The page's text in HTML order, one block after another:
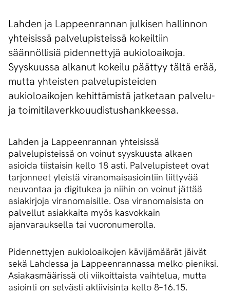
Lahden ja Lappeenrannan julkisen hallinnon
yhteisissä palvelupisteissä kokeiltiin
säännöllisiä pidennettyjä aukioloaikoja.
Syyskuussa alkanut kokeilu päättyy tältä erää,
mutta yhteisten palvelupisteiden
aukioloaikojen kehittämistä jatketaan palvelu-
ja toimitilaverkkouudistushankkeessa.
Lahden ja Lappeenrannan yhteisissä
palvelupisteissä on voinut syyskuusta alkaen
asioida tiistaisin kello 18 asti. Palvelupisteet ovat
tarjonneet yleistä viranomaisasiointiin liittyvää
neuvontaa ja digitukea ja niihin on voinut jättää
asiakirjoja viranomaisille. Osa viranomaisista on
palvellut asiakkaita myös kasvokkain
ajanvarauksella tai vuoronumerolla.
Pidennettyjen aukioloaikojen kävijämäärät jäivät
sekä Lahdessa ja Lappeenrannassa melko pieniksi.
Asiakasmäärissä oli viikoittaista vaihtelua, mutta
asiointi on selvästi aktiivisinta kello 8–16.15.